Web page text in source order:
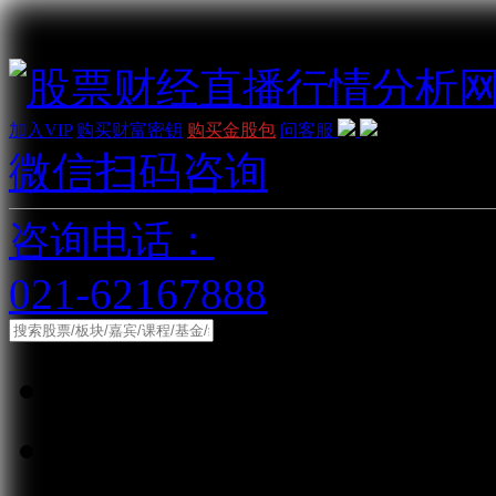
加入VIP 购买财富密钥 购买金股包 问客服
微信扫码咨询
咨询电话：
021-62167888